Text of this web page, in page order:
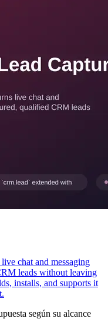
chat and messaging
leads without leaving
installs, and supports it
según su alcance